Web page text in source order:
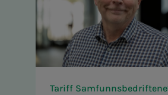
Tariff Samfunnsbedriftene